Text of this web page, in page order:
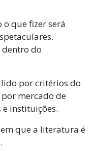
o que fizer será
dentro do
por critérios do
mercado de
instituições.
que a literatura é